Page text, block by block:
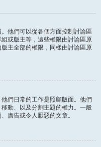
他們可以從各個方面控制討論區
或版主等，這些權限由討論區原
主全部的權限，同樣由討論區原
們日常的工作是照顧版面。他們
動、以及分割主題的權力。一般
廣告或令人厭惡的文章。